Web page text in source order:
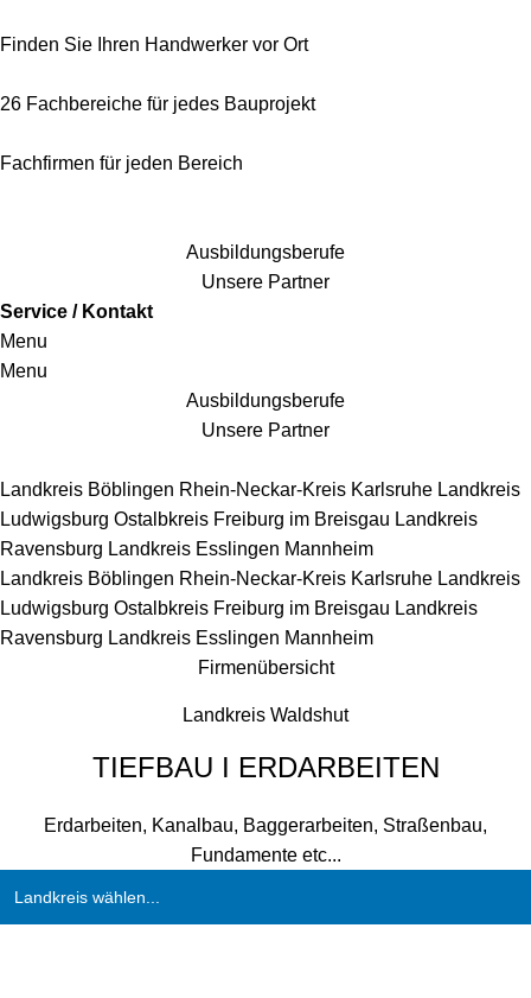
Finden Sie Ihren Handwerker vor Ort
26 Fachbereiche für jedes Bauprojekt
Fachfirmen für jeden Bereich
Ausbildungsberufe
Unsere Partner
Service / Kontakt
Menu
Menu
Ausbildungsberufe
Unsere Partner
Landkreis Böblingen Rhein-Neckar-Kreis Karlsruhe Landkreis
Ludwigsburg Ostalbkreis Freiburg im Breisgau Landkreis
Ravensburg Landkreis Esslingen Mannheim
Landkreis Böblingen Rhein-Neckar-Kreis Karlsruhe Landkreis
Ludwigsburg Ostalbkreis Freiburg im Breisgau Landkreis
Ravensburg Landkreis Esslingen Mannheim
Firmenübersicht
Landkreis Waldshut
TIEFBAU I ERDARBEITEN
Erdarbeiten, Kanalbau, Baggerarbeiten, Straßenbau,
Fundamente etc...
Landkreis wählen...